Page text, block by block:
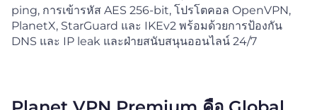
ping, การเข้ารหัส AES 256-bit, โปรโตคอล OpenVPN,
PlanetX, StarGuard และ IKEv2 พร้อมด้วยการป้องกัน
DNS และ IP leak และฝ่ายสนับสนุนออนไลน์ 24/7